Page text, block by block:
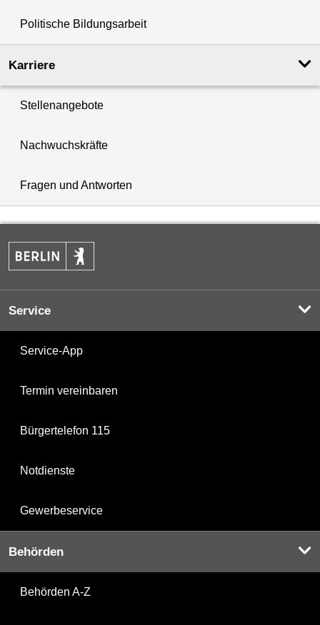
Politische Bildungsarbeit
Karriere
Stellenangebote
Nachwuchskräfte
Fragen und Antworten
Service
Service-App
Termin vereinbaren
Bürgertelefon 115
Notdienste
Gewerbeservice
Behörden
Behörden A-Z